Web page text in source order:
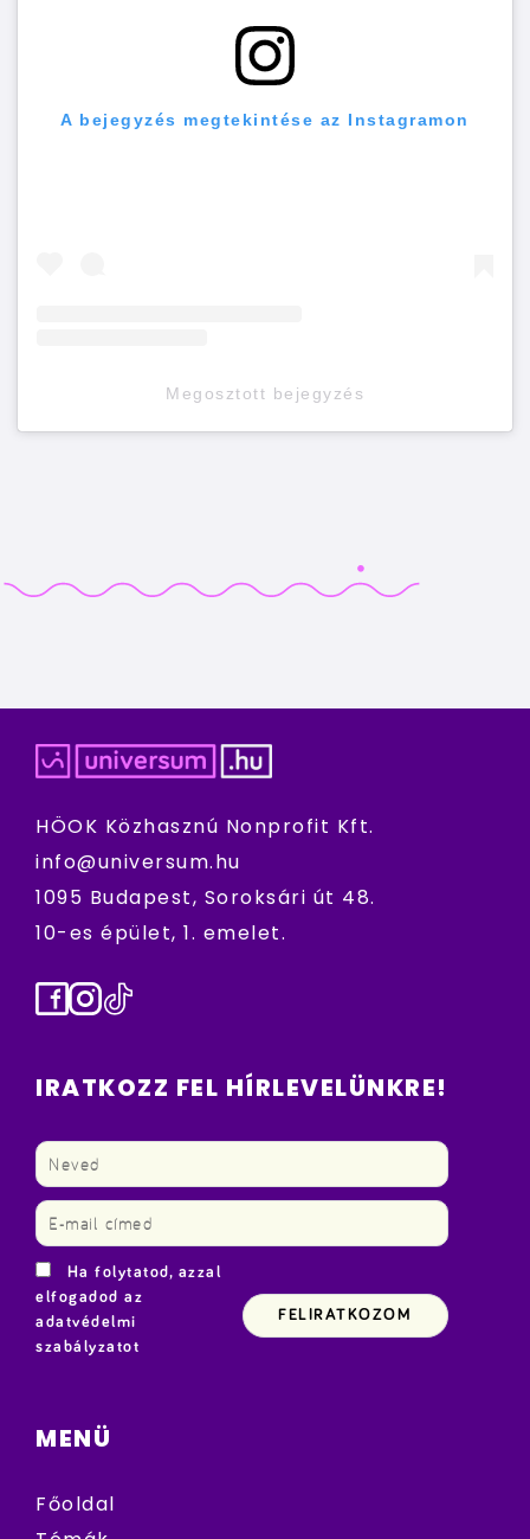
A bejegyzés megtekintése az Instagramon
Megosztott bejegyzés
HÖOK Közhasznú Nonprofit Kft.
info@universum.hu
1095 Budapest, Soroksári út 48.
10-es épület, 1. emelet.
Facebook
Instagram
TikTok
IRATKOZZ FEL HÍRLEVELÜNKRE!
Ha folytatod, azzal
elfogadod az
adatvédelmi
szabályzatot
MENÜ
Főoldal